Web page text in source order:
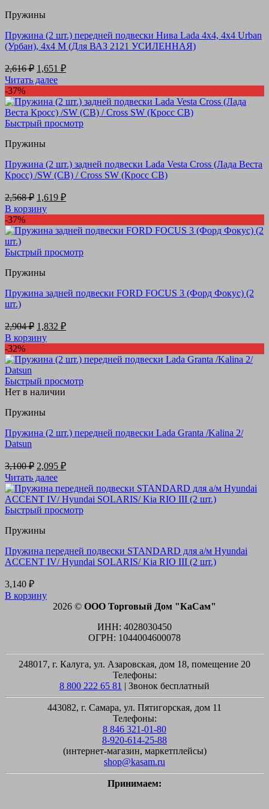
Пружины
Пружина (2 шт.) передней подвески Нива Lada 4х4, 4х4 Urban
(Урбан), 4х4 М (Для ВАЗ 2121 УСИЛЕННАЯ)
2,616₽ Первоначальная
цена
составляла
2,616 ₽.
1,651 ₽Текущая
Читать далее
-37%
Быстрый просмотр
Пружины
Пружина (2 шт.) задней подвески Lada Vesta Cross (Лада Веста
Кросс) /SW (СВ) / Cross SW (Кросс СВ)
2,568₽ Первоначальная
цена
составляла
2,568 ₽.
1,619 ₽Текущая
В корзину
-37%
Быстрый просмотр
Пружины
Пружина задней подвески FORD FOCUS 3 (Форд Фокус) (2
шт.)
2,904₽ Первоначальная
цена
составляла
2,904 ₽.
1,832 ₽Текущая
В корзину
-32%
Быстрый просмотр
Нет в наличии
Пружины
Пружина (2 шт.) передней подвески Lada Granta /Kalina 2/
Datsun
3,100₽ Первоначальная
цена
составляла
3,100 ₽.
2,095 ₽Текущая
2,095 ₽.
Читать далее
Быстрый просмотр
Пружины
Пружина передней подвески STANDARD для а/м Hyundai
ACCENT IV/ Hyundai SOLARIS/ Kia RIO III (2 шт.)
3,140 ₽
В корзину
2026 © ООО Торговый Дом "КаСам"
ИНН: 4028030450
ОГРН: 1044004600078
248017, г. Калуга, ул. Азаровская, дом 18, помещение 20
Телефоны:
8 800 222 65 81 | Звонок бесплатный
443082, г. Самара, ул. Пятигорская, дом 11
Телефоны:
8 846 321-01-80
8-920-614-25-88
(интернет-магазин, маркетплейсы)
shop@kasam.ru
Принимаем: